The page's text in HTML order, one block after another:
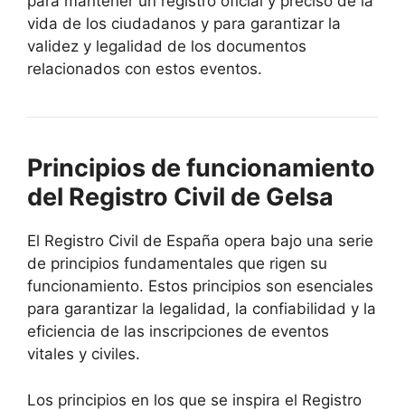
vida de los ciudadanos y para garantizar la
validez y legalidad de los documentos
relacionados con estos eventos.
Principios de funcionamiento
del Registro Civil de Gelsa
El Registro Civil de España opera bajo una serie
de principios fundamentales que rigen su
funcionamiento. Estos principios son esenciales
para garantizar la legalidad, la confiabilidad y la
eficiencia de las inscripciones de eventos
vitales y civiles.
Los principios en los que se inspira el Registro